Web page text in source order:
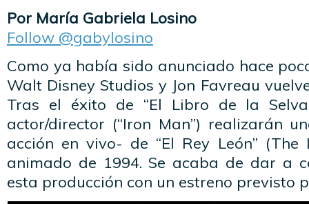
Por María Gabriela Losino
Follow @gabylosino
Como ya había sido anunciado hace
Walt Disney Studios y Jon Favreau
Tras el éxito de “El Libro de la
actor/director (“Iron Man”) realizarán
acción en vivo- de “El Rey León” (The
animado de 1994. Se acaba de dar a
esta producción con un estreno previsto